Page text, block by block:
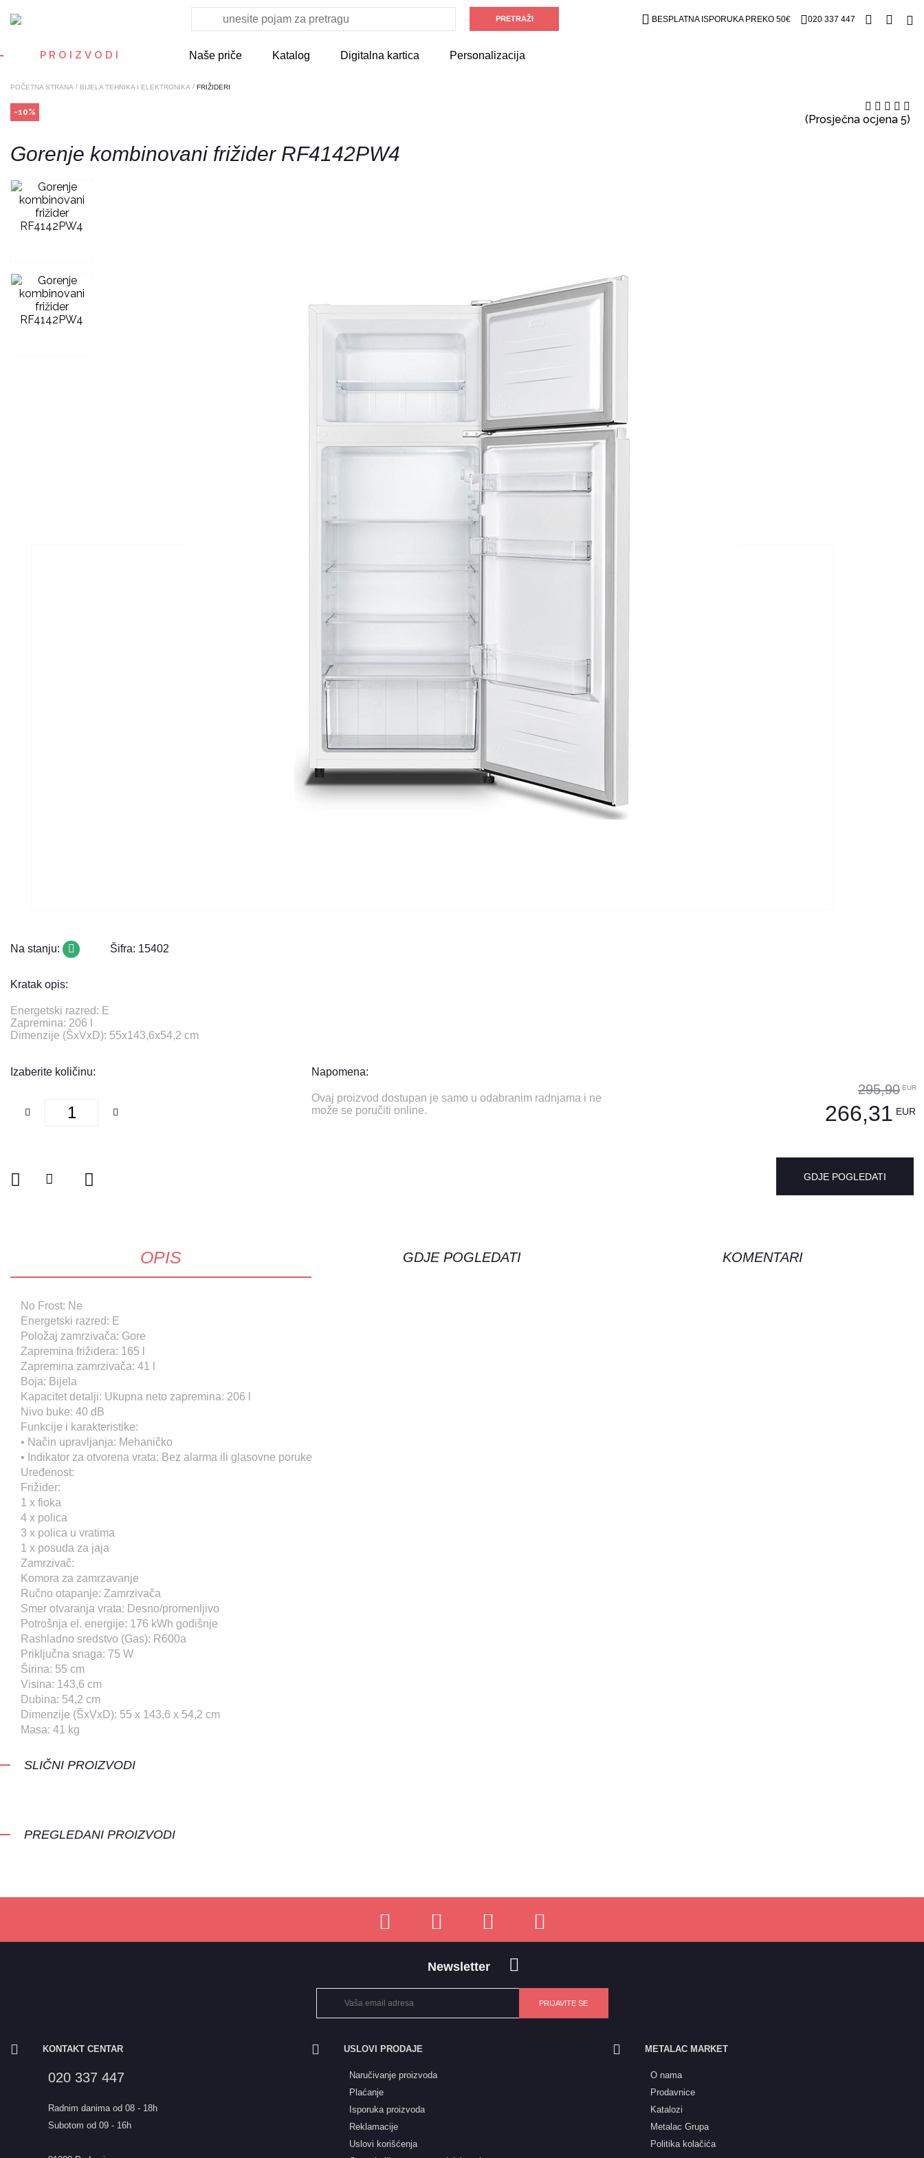
BESPLATNA ISPORUKA PREKO 50€ 020 337 447
PROIZVODI Naše priče Katalog Digitalna kartica Personalizacija
POČETNA STRANA / BIJELA TEHNIKA I ELEKTRONIKA / FRIŽIDERI
Gorenje kombinovani frižider RF4142PW4
(Prosječna ocjena 5)
-10%
Na stanju: Šifra: 15402
Kratak opis:
Energetski razred: E
Zapremina: 206 l
Dimenzije (ŠxVxD): 55x143,6x54,2 cm
Izaberite količinu: Napomena:
Ovaj proizvod dostupan je samo u odabranim radnjama i ne
može se poručiti online.
295,90 EUR
266,31 EUR
GDJE POGLEDATI
OPIS
No Frost: Ne
Energetski razred: E
Položaj zamrzivača: Gore
Zapremina frižidera: 165 l
Zapremina zamrzivača: 41 l
Boja: Bijela
Kapacitet detalji: Ukupna neto zapremina: 206 l
Nivo buke: 40 dB
Funkcije i karakteristike:
• Način upravljanja: Mehaničko
• Indikator za otvorena vrata: Bez alarma ili glasovne poruke
Uređenost:
Frižider:
1 x fioka
4 x polica
3 x polica u vratima
1 x posuda za jaja
Zamrzivač:
Komora za zamrzavanje
Ručno otapanje: Zamrzivača
Smer otvaranja vrata: Desno/promenljivo
Potrošnja el. energije: 176 kWh godišnje
Rashladno sredstvo (Gas): R600a
Priključna snaga: 75 W
Širina: 55 cm
Visina: 143,6 cm
Dubina: 54,2 cm
Dimenzije (ŠxVxD): 55 x 143,6 x 54,2 cm
Masa: 41 kg
GDJE POGLEDATI KOMENTARI
SLIČNI PROIZVODI
PREGLEDANI PROIZVODI
Newsletter
KONTAKT CENTAR
020 337 447
Radnim danima od 08 - 18h
Subotom od 09 - 16h
USLOVI PRODAJE
Naručivanje proizvoda
Plaćanje
Isporuka proizvoda
Reklamacije
Uslovi korišćenja
METALAC MARKET
O nama
Prodavnice
Katalozi
Metalac Grupa
Politika kolačića